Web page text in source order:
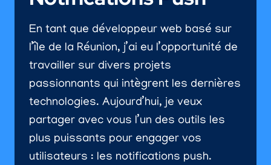
En tant que développeur web basé sur
l’île de la Réunion, j’ai eu l’opportunité de
travailler sur divers projets
passionnants qui intègrent les dernières
technologies. Aujourd’hui, je veux
partager avec vous l’un des outils les
plus puissants pour engager vos
utilisateurs : les notifications push.